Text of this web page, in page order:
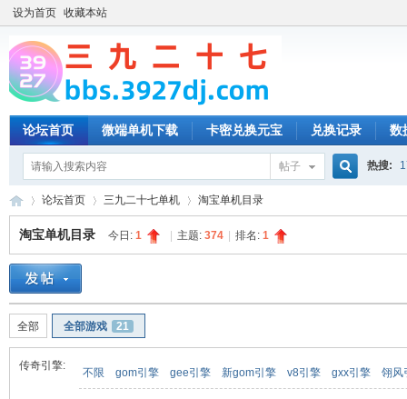
设为首页 收藏本站
论坛首页 微端单机下载 卡密兑换元宝 兑换记录 数
帖子 热搜:
»
论坛首页 三九二十七单机 淘宝单机目录
淘宝单机目录 今日: 1 主题: 374 排名: 1
全部 全部游戏 21
传奇引擎:
不限 gom引擎 gee引擎 新gom引擎 v8引擎 gxx引擎 翎风